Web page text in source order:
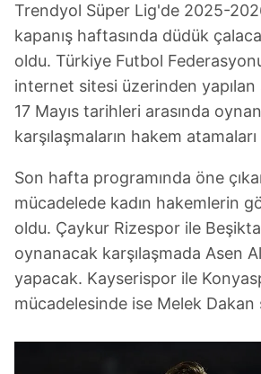
Trendyol Süper Lig'de 2025-
kapanış haftasında düdük
oldu. Türkiye Futbol
internet sitesi üzerinden yapılan
17 Mayıs tarihleri arasında
karşılaşmaların hakem atamaları
Son hafta programında öne
mücadelede kadın hakemlerin
oldu. Çaykur Rizespor ile
oynanacak karşılaşmada Asen
yapacak. Kayserispor ile
mücadelesinde ise Melek Dakan